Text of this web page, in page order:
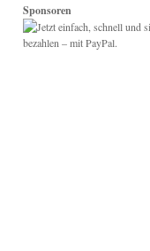
Sponsoren